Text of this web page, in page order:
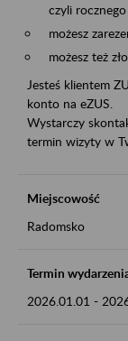
czyli
możesz
możesz też
Jesteś klientem
konto na eZUS.
Wystarczy
termin wizyty w
Miejscowość
Radomsko
Termin
2026.01.01 -